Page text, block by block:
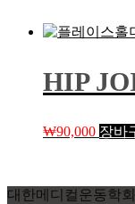
HIP
₩90,000 장바
대한메디컬운동학